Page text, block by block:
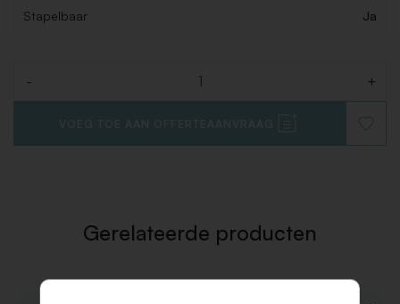
Stapelbaar Ja
- +
VOEG TOE AAN OFFERTEAANVRAAG
TOE
Gerelateerde producten